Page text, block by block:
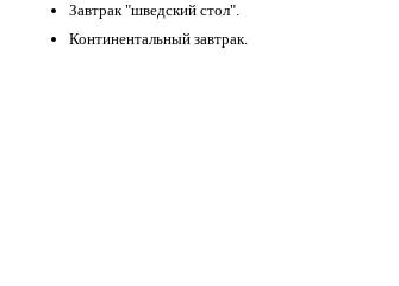
Завтрак "шведский стол".
Континентальный завтрак.